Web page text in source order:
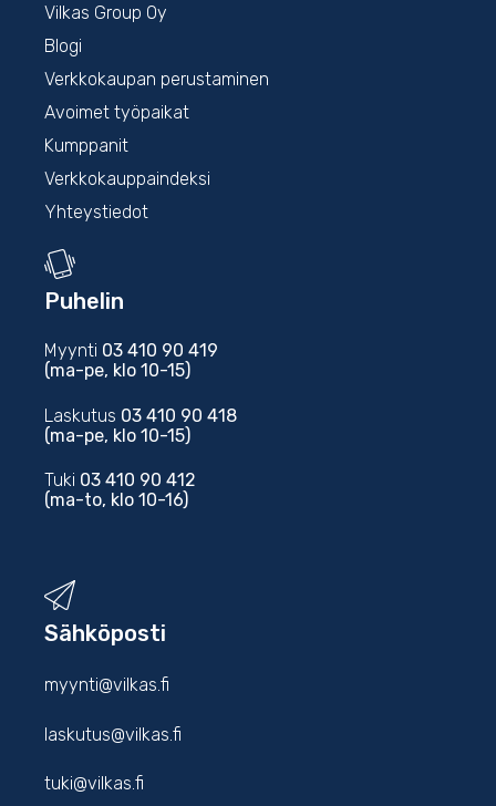
Vilkas Group Oy
Blogi
Verkkokaupan perustaminen
Avoimet työpaikat
Kumppanit
Verkkokauppaindeksi
Yhteystiedot
Puhelin
Myynti 03 410 90 419
(ma-pe, klo 10-15)
Laskutus 03 410 90 418
(ma-pe, klo 10-15)
Tuki 03 410 90 412
(ma-to, klo 10-16)
Sähköposti
myynti@vilkas.fi
laskutus@vilkas.fi
tuki@vilkas.fi